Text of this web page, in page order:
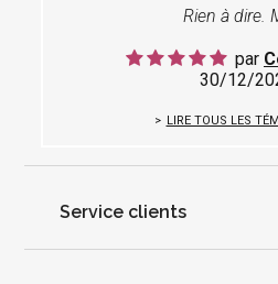
Rien à dire.
par
30/12/
LIRE TOUS LES
Service clients